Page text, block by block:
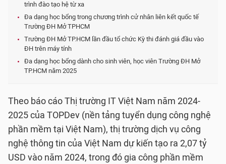
trình đào tạo hệ từ xa
Đa dạng học bổng trong chương trình cử nhân liên kết quốc tế
Trường ĐH Mở TPHCM
Trường ĐH Mở TP.HCM lần đầu tổ chức Kỳ thi đánh giá đầu vào
ĐH trên máy tính
Đa dạng học bổng dành cho sinh viên, học viên Trường ĐH Mở
TP.HCM năm 2025
Theo báo cáo Thị trường IT Việt Nam năm 2024-
2025 của TOPDev (nền tảng tuyển dụng công nghệ
phần mềm tại Việt Nam), thị trường dịch vụ công
nghệ thông tin của Việt Nam dự kiến tạo ra 2,07 tỷ
USD vào năm 2024, trong đó gia công phần mềm